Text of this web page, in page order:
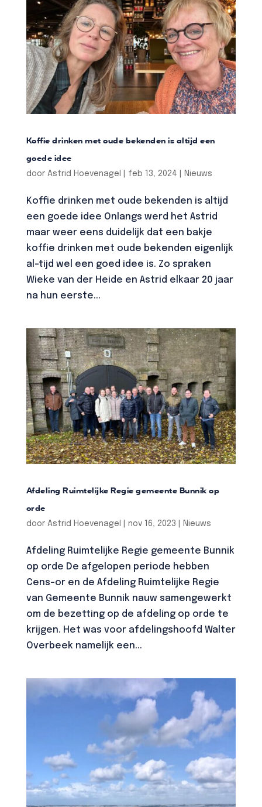
Koffie drinken met oude bekenden is altijd een
goede idee
door Astrid Hoevenagel feb 13, 2024 Nieuws
Koffie drinken met oude bekenden is altijd
een goede idee Onlangs werd het Astrid
maar weer eens duidelijk dat een bakje
koffie drinken met oude bekenden eigenlijk
al-tijd wel een goed idee is. Zo spraken
Wieke van der Heide en Astrid elkaar 20 jaar
na hun eerste...
Afdeling Ruimtelijke Regie gemeente Bunnik op
orde
door Astrid Hoevenagel nov 16, 2023 Nieuws
Afdeling Ruimtelijke Regie gemeente Bunnik
op orde De afgelopen periode hebben
Cens-or en de Afdeling Ruimtelijke Regie
van Gemeente Bunnik nauw samengewerkt
om de bezetting op de afdeling op orde te
krijgen. Het was voor afdelingshoofd Walter
Overbeek namelijk een...